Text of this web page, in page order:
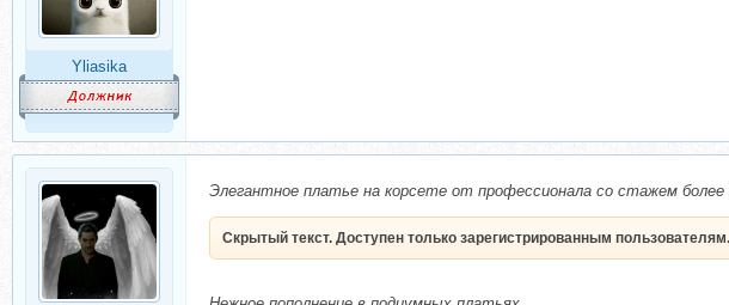
Yliasika
Элегантное платье на корсете от профессионала со стажем
Скрытый текст. Доступен только зарегистрированным пользователям.